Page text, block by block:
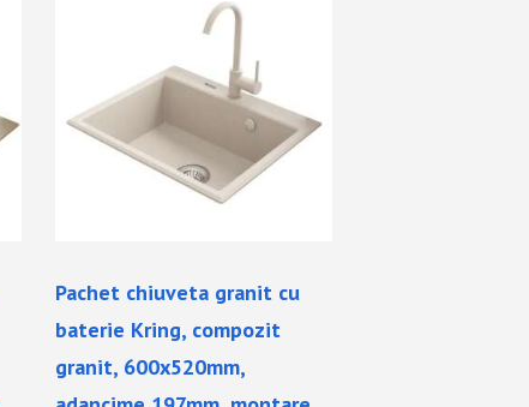
Pachet chiuveta granit cu
baterie Kring, compozit
granit, 600x520mm,